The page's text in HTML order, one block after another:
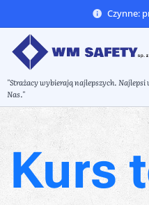
Czynne:
"Strażacy wybierają najlepszych. Najlepsi
Nas."
Kurs